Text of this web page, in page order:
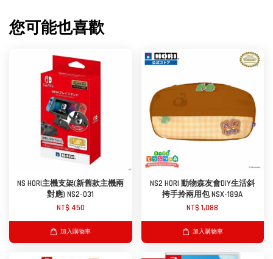
您可能也喜歡
NS HORI主機支架(新舊款主機兩
對應) NS2-031
NT$ 450
加入購物車
NS2 HORI 動物森友會DIY生活斜
挎手拎兩用包 NSX-189A
NT$ 1,088
加入購物車